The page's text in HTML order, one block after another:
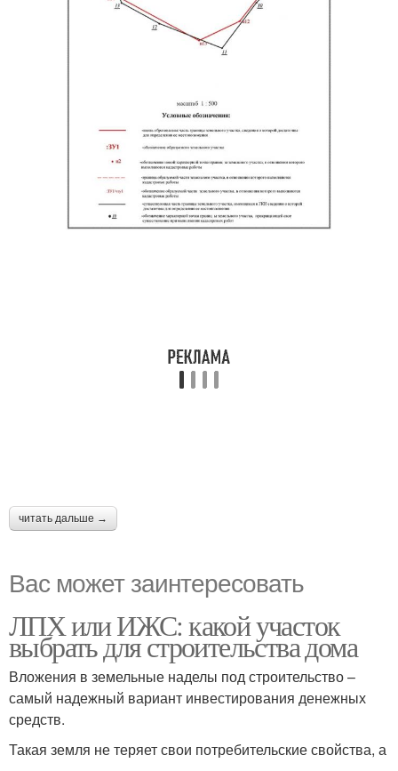
читать дальше →
Вас может заинтересовать
ЛПХ или ИЖС: какой участок
выбрать для строительства дома
Вложения в земельные наделы под строительство –
самый надежный вариант инвестирования денежных
средств.
Такая земля не теряет свои потребительские свойства, а